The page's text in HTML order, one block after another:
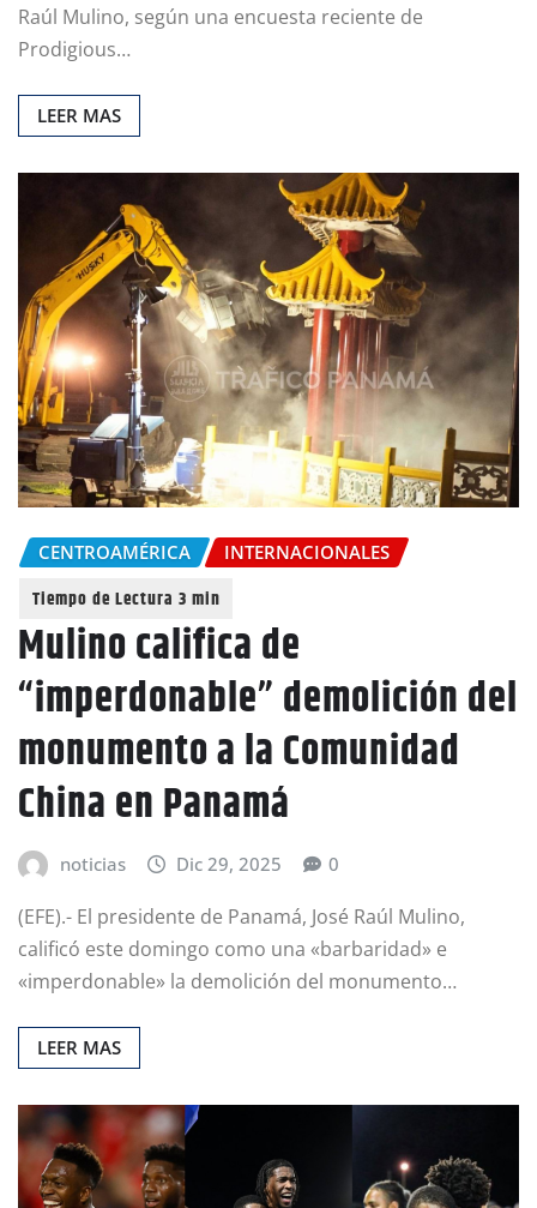
Raúl Mulino, según una encuesta reciente de
Prodigious…
LEER MAS
CENTROAMÉRICA INTERNACIONALES
Mulino califica de
“imperdonable” demolición del
monumento a la Comunidad
China en Panamá
noticias Dic 29, 2025 0
(EFE).- El presidente de Panamá, José Raúl Mulino,
calificó este domingo como una «barbaridad» e
«imperdonable» la demolición del monumento…
LEER MAS